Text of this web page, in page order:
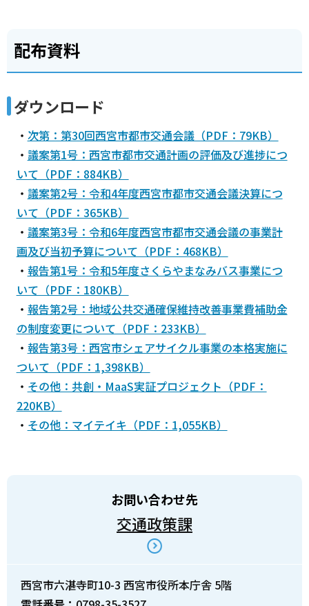
配布資料
ダウンロード
・ 次第：第30回西宮市都市交通会議（PDF：79KB）
・ 議案第1号：西宮市都市交通計画の評価及び進捗につ
いて（PDF：884KB）
・ 議案第2号：令和4年度西宮市都市交通会議決算につ
いて（PDF：365KB）
・ 議案第3号：令和6年度西宮市都市交通会議の事業計
画及び当初予算について（PDF：468KB）
・ 報告第1号：令和5年度さくらやまなみバス事業につ
いて（PDF：180KB）
・ 報告第2号：地域公共交通確保維持改善事業費補助金
の制度変更について（PDF：233KB）
・ 報告第3号：西宮市シェアサイクル事業の本格実施に
ついて（PDF：1,398KB）
・ その他：共創・MaaS実証プロジェクト（PDF：
220KB）
・ その他：マイテイキ（PDF：1,055KB）
お問い合わせ先
交通政策課
西宮市六湛寺町10-3 西宮市役所本庁舎 5階